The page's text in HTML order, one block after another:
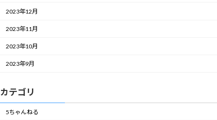
2023年12月
2023年11月
2023年10月
2023年9月
カテゴリ
5ちゃんねる